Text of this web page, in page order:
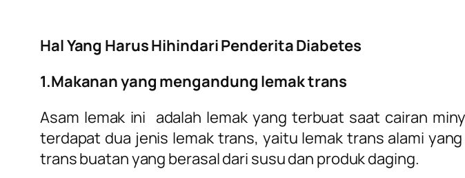
Hal Yang Harus Hihindari Penderita Diabetes
1.Makanan yang mengandung lemak trans
Asam lemak ini adalah lemak yang terbuat saat cairan
terdapat dua jenis lemak trans, yaitu lemak trans alami
trans buatan yang berasal dari susu dan produk daging.